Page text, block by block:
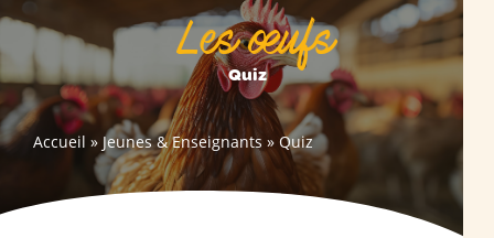
Les œufs
Quiz
Accueil » Jeunes & Enseignants » Quiz